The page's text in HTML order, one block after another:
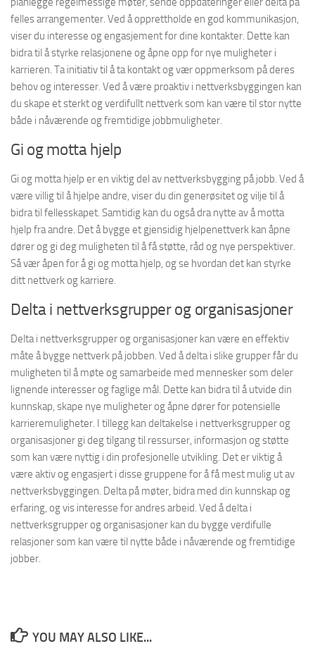
felles arrangementer. Ved å opprettholde en god kommunikasjon,
viser du interesse og engasjement for dine kontakter. Dette kan
bidra til å styrke relasjonene og åpne opp for nye muligheter i
karrieren. Ta initiativ til å ta kontakt og vær oppmerksom på deres
behov og interesser. Ved å være proaktiv i nettverksbyggingen kan
du skape et sterkt og verdifullt nettverk som kan være til stor nytte
både i nåværende og fremtidige jobbmuligheter.
Gi og motta hjelp
Gi og motta hjelp er en viktig del av nettverksbygging på jobb. Ved å
være villig til å hjelpe andre, viser du din generøsitet og vilje til å
bidra til fellesskapet. Samtidig kan du også dra nytte av å motta
hjelp fra andre. Det å bygge et gjensidig hjelpenettverk kan åpne
dører og gi deg muligheten til å få støtte, råd og nye perspektiver.
Så vær åpen for å gi og motta hjelp, og se hvordan det kan styrke
ditt nettverk og karriere.
Delta i nettverksgrupper og organisasjoner
Delta i nettverksgrupper og organisasjoner kan være en effektiv
måte å bygge nettverk på jobben. Ved å delta i slike grupper får du
muligheten til å møte og samarbeide med mennesker som deler
lignende interesser og faglige mål. Dette kan bidra til å utvide din
kunnskap, skape nye muligheter og åpne dører for potensielle
karrieremuligheter. I tillegg kan deltakelse i nettverksgrupper og
organisasjoner gi deg tilgang til ressurser, informasjon og støtte
som kan være nyttig i din profesjonelle utvikling. Det er viktig å
være aktiv og engasjert i disse gruppene for å få mest mulig ut av
nettverksbyggingen. Delta på møter, bidra med din kunnskap og
erfaring, og vis interesse for andres arbeid. Ved å delta i
nettverksgrupper og organisasjoner kan du bygge verdifulle
relasjoner som kan være til nytte både i nåværende og fremtidige
jobber.
YOU MAY ALSO LIKE...